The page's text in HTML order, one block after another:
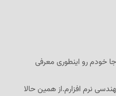
خودم رو اینطوری معرفی
نرم افزارم.از همین حالا